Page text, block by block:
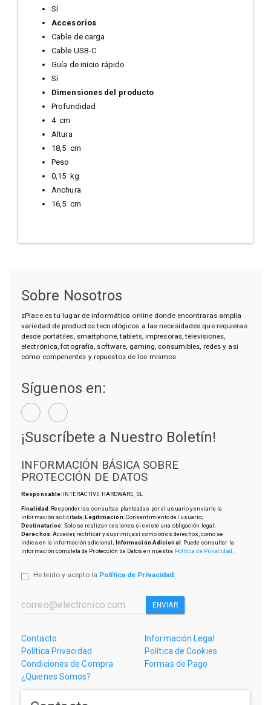
Sí
Accesorios
Cable de carga
Cable USB-C
Guía de inicio rápido
Sí
Dimensiones del producto
Profundidad
4 cm
Altura
18,5 cm
Peso
0,15 kg
Anchura
16,5 cm
Sobre Nosotros
zPlace es tu lugar de informática online donde encontraras amplia
variedad de productos tecnológicos a las necesidades que requieras
desde portátiles, smartphone, tablets, impresoras, televisiones,
electrónica, fotografía, software, gaming, consumibles, redes y asi
como compenentes y repuestos de los mismos.
Síguenos en:
¡Suscríbete a Nuestro Boletín!
INFORMACIÓN BÁSICA SOBRE
PROTECCIÓN DE DATOS
Responsable: INTERACTIVE HARDWARE, SL
Finalidad: Responder las consultas planteadas por el usuario y enviarle la
información solicitada;Legitimación: Consentimiento del usuario;
Destinatarios: Solo se realizan cesiones si existe una obligación legal;
Derechos: Acceder, rectificar y suprimir, así como otros derechos, como se
indica en la información adicional; Información Adicional: Puede consultar la
información completa de Protección de Datos en nuestra Política de Privacidad
He leído y acepto la Política de Privacidad.
ENVIAR
Contacto
Información Legal
Política Privacidad
Política de Cookies
Condiciones de Compra
Formas de Pago
¿Quienes Somos?